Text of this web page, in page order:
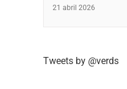
21 abril 2026
Tweets by @verds